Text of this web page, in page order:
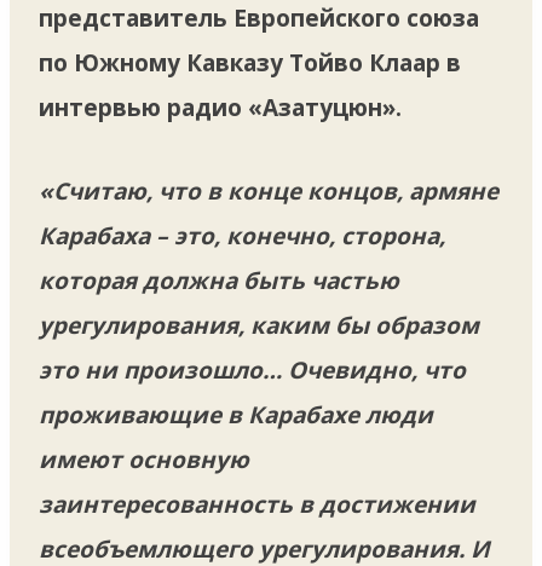
представитель Европейского союза
по Южному Кавказу Тойво Клаар в
интервью радио «Азатуцюн».
«Считаю, что в конце концов, армяне
Карабаха – это, конечно, сторона,
которая должна быть частью
урегулирования, каким бы образом
это ни произошло… Очевидно, что
проживающие в Карабахе люди
имеют основную
заинтересованность в достижении
всеобъемлющего урегулирования. И